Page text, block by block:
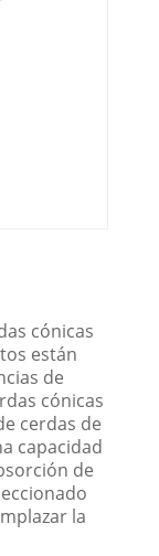
cónicas
están
de
cónicas
cerdas de
capacidad
de
la